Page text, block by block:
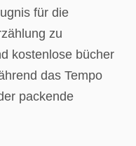
für die
zu
kostenlose bücher
das Tempo
packende